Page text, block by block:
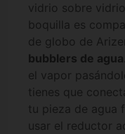
vidrio sobre
boquilla es
de globo de
bubblers de agua
el vapor
tienes que
tu pieza de agua
usar el reductor